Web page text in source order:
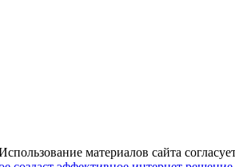
материалов сайта